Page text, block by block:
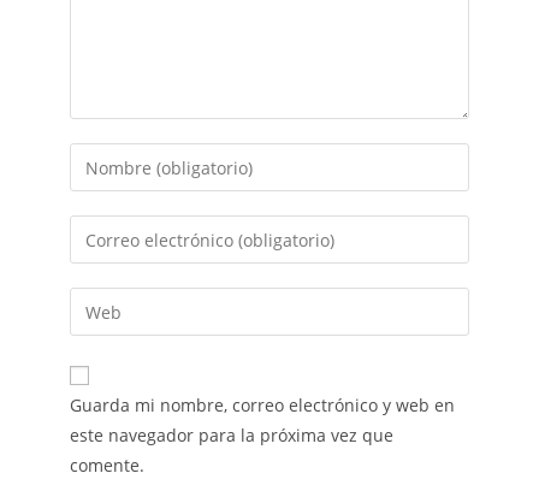
Guarda mi nombre, correo electrónico y web en
este navegador para la próxima vez que
comente.